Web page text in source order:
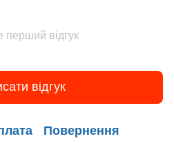
перший відгук
відгук
Повернення